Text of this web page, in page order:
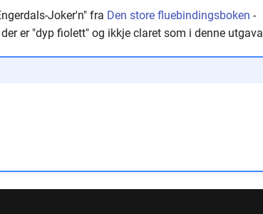
Joker'n" fra Den store fluebindingsboken -
er "dyp fiolett" og ikkje claret som i denne utgava